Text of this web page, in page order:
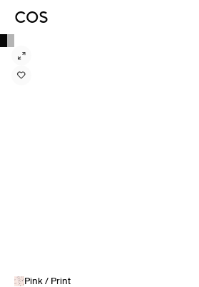
Pink / Print